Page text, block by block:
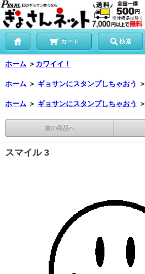
カート 検索
ホーム ＞ カワイイ！
ホーム ＞ ギョサンにスタンプしちゃおう ＞
ホーム ＞ ギョサンにスタンプしちゃおう ＞
前の商品へ
スマイル 3